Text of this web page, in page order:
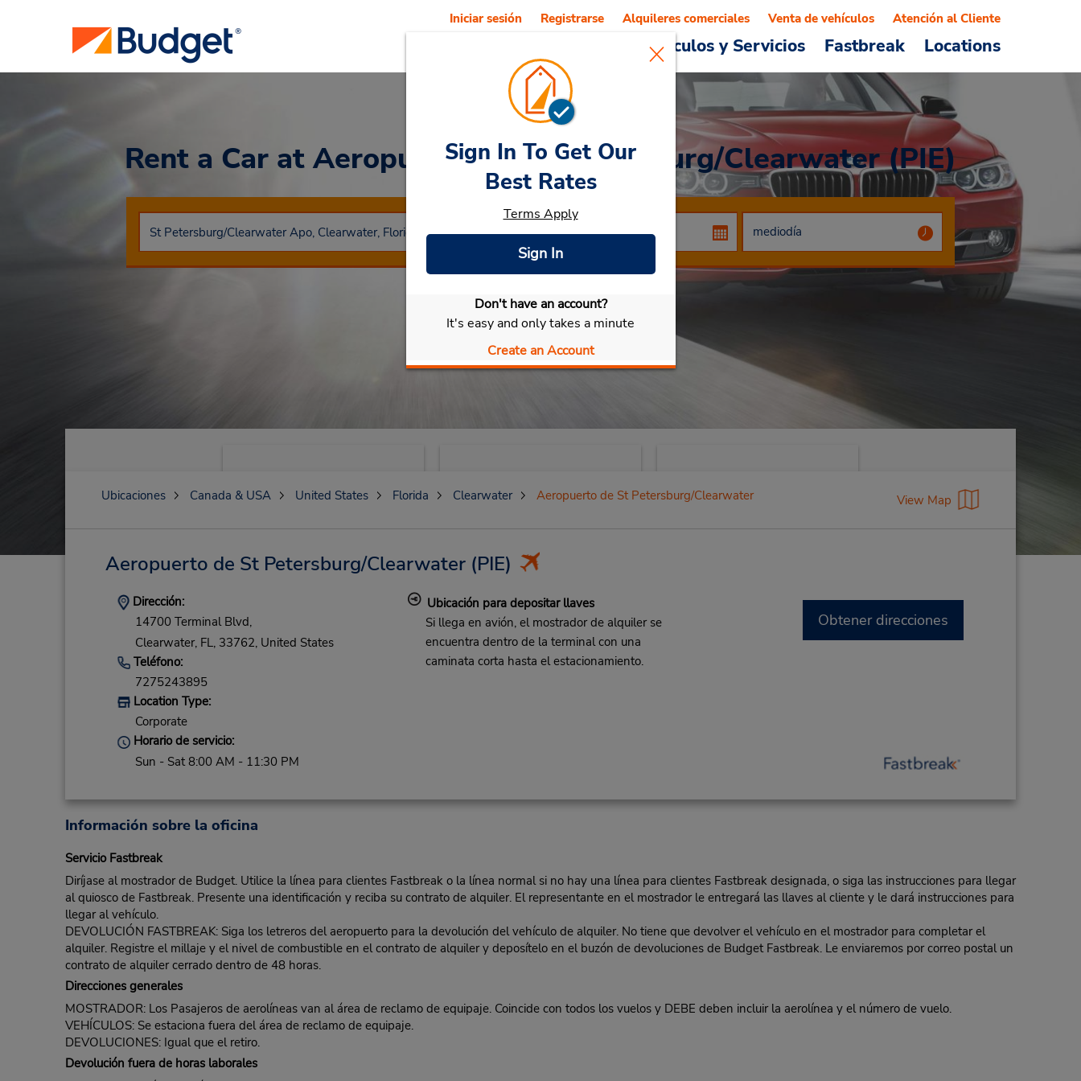
Vehículos y Servicios Fastbreak Locations
Iniciar sesión Registrarse Alquileres comerciales Venta de vehículos Atención al Cliente
Rent a Car at Aeropuerto de St Petersburg/Clearwater (PIE)
Seleccionar mi vehículo
Sign In To Get Our
Best Rates
Terms Apply
Sign In
Don't have an account?
It's easy and only takes a minute
Create an Account
Ubicaciones Canada & USA United States Florida Clearwater Aeropuerto de St Petersburg/Clearwater View Map
Aeropuerto de St Petersburg/Clearwater(PIE)
Dirección:
14700 Terminal Blvd,
Clearwater, FL, 33762, United States
Teléfono:
7275243895
Location Type:
Corporate
Horario de servicio:
Sun - Sat 8:00 AM - 11:30 PM
Ubicación para depositar llaves
Si llega en avión, el mostrador de alquiler se
encuentra dentro de la terminal con una
caminata corta hasta el estacionamiento.
Obtener direcciones
Información sobre la oficina
Servicio Fastbreak
Diríjase al mostrador de Budget. Utilice la línea para clientes Fastbreak o la línea normal si no hay una línea para clientes Fastbreak designada, o siga las instrucciones para llegar
al quiosco de Fastbreak. Presente una identificación y reciba su contrato de alquiler. El representante en el mostrador le entregará las llaves al cliente y le dará instrucciones para
llegar al vehículo.
DEVOLUCIÓN FASTBREAK: Siga los letreros del aeropuerto para la devolución del vehículo de alquiler. No tiene que devolver el vehículo en el mostrador para completar el
alquiler. Registre el millaje y el nivel de combustible en el contrato de alquiler y deposítelo en el buzón de devoluciones de Budget Fastbreak. Le enviaremos por correo postal un
contrato de alquiler cerrado dentro de 48 horas.
Direcciones generales
MOSTRADOR: Los Pasajeros de aerolíneas van al área de reclamo de equipaje. Coincide con todos los vuelos y DEBE deben incluir la aerolínea y el número de vuelo.
VEHÍCULOS: Se estaciona fuera del área de reclamo de equipaje.
DEVOLUCIONES: Igual que el retiro.
Devolución fuera de horas laborales